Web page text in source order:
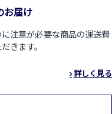
お届け
注意が必要な商品の運送費
きます。
詳しく見る